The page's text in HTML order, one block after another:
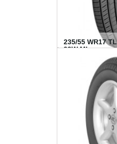
235/55 WR17 TL
99W MI...